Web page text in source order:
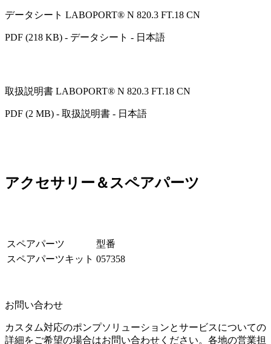
データシート LABOPORT® N 820.3 FT.18 CN
PDF (218 KB) - データシート - 日本語
取扱説明書 LABOPORT® N 820.3 FT.18 CN
PDF (2 MB) - 取扱説明書 - 日本語
アクセサリー＆スペアパーツ
スペアパーツ
型番
スペアパーツキット 057358
お問い合わせ
カスタム対応のポンプソリューションとサービスについての
詳細をご希望の場合はお問い合わせください。各地の営業担